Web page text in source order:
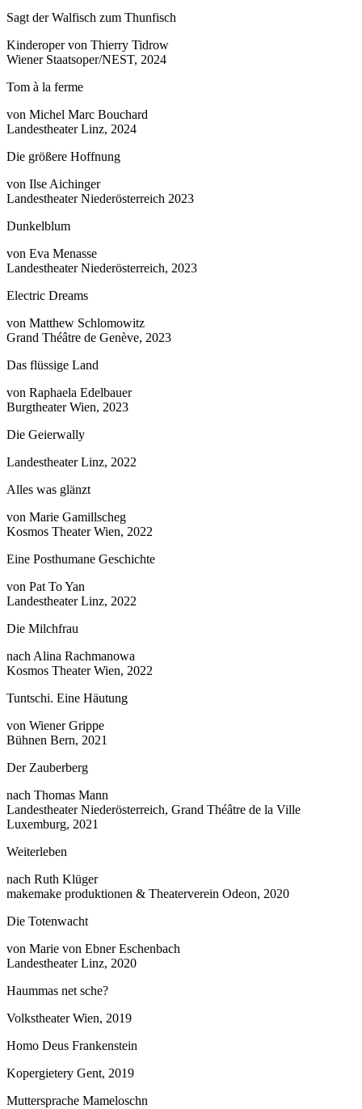
Sagt der Walfisch zum Thunfisch
Kinderoper von Thierry Tidrow
Wiener Staatsoper/NEST, 2024
Tom à la ferme
von Michel Marc Bouchard
Landestheater Linz, 2024
Die größere Hoffnung
von Ilse Aichinger
Landestheater Niederösterreich 2023
Dunkelblum
von Eva Menasse
Landestheater Niederösterreich, 2023
Electric Dreams
von Matthew Schlomowitz
Grand Théâtre de Genève, 2023
Das flüssige Land
von Raphaela Edelbauer
Burgtheater Wien, 2023
Die Geierwally
Landestheater Linz, 2022
Alles was glänzt
von Marie Gamillscheg
Kosmos Theater Wien, 2022
Eine Posthumane Geschichte
von Pat To Yan
Landestheater Linz, 2022
Die Milchfrau
nach Alina Rachmanowa
Kosmos Theater Wien, 2022
Tuntschi. Eine Häutung
von Wiener Grippe
Bühnen Bern, 2021
Der Zauberberg
nach Thomas Mann
Landestheater Niederösterreich, Grand Théâtre de la Ville
Luxemburg, 2021
Weiterleben
nach Ruth Klüger
makemake produktionen & Theaterverein Odeon, 2020
Die Totenwacht
von Marie von Ebner Eschenbach
Landestheater Linz, 2020
Haummas net sche?
Volkstheater Wien, 2019
Homo Deus Frankenstein
Kopergietery Gent, 2019
Muttersprache Mameloschn